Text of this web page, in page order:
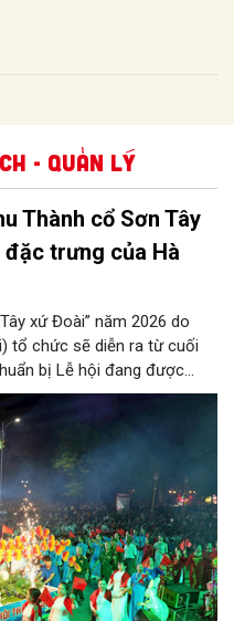
- Quản lý
Thành cổ Sơn Tây
đặc trưng của Hà
xứ Đoài” năm 2026 do
tổ chức sẽ diễn ra từ cuối
bị Lễ hội đang được
các phòng, ban, ngành, đơn
khai, tạo khí thế sôi nổi,
du khách một mùa Trung
văn hóa xứ Đoài.